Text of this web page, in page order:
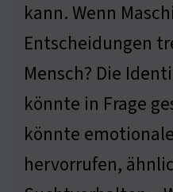
kann. Wenn
Entscheidungen
Mensch? Die
könnte in Frage
könnte
hervorrufen,